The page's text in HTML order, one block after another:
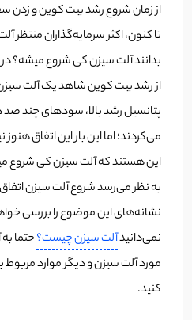
تا کنون، اکثر سرمایه‌گذاران
بدانند آلت سیزن کی شروع میشه؟
از رشد بیت کوین شاهد یک آلت سیزن
پتانسیل رشد بالا، سودهای چند
می‌کردند؛ اما این بار این اتفاق
این هستند که آلت سیزن کی شروع
به نظر می‌رسد شروع آلت سیزن اتفاق
نشانه‌های این موضوع را بررسی
نمی‌دانیدآلت سیزن چیست؟حتما
مورد آلت سیزن و دیگر موارد مربوط
کنید.